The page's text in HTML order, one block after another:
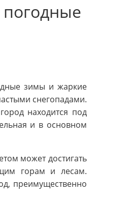
погодные
зимы и жаркие
снегопадами.
находится под
и в основном
может достигать
горам и лесам.
преимущественно